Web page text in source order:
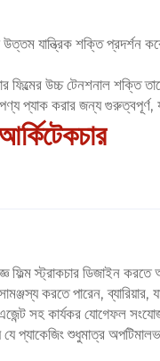
উত্তম যান্ত্রিক শক্তি প্রদর্শন
ফিল্মের উচ্চ টেনশনাল
পণ্য প্যাক করার জন্য গুরুত্বপূর্ণ,
ফিল্ম স্ট্রাকচার ডিজাইন
করতে পারেন,
সহ কার্যকর যোগেফল
যে প্যাকেজিং শুধুমাত্র